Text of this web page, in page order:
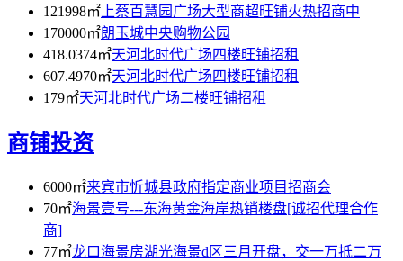
121998㎡ 上蔡百慧园广场大型商超旺铺火热招商中
170000㎡朗玉城中央购物公园
418.0374㎡天河北时代广场四楼旺铺招租
607.4970㎡天河北时代广场四楼旺铺招租
179㎡天河北时代广场二楼旺铺招租
商铺投资
6000㎡来宾市忻城县政府指定商业项目招商会
70㎡海景壹号---东海黄金海岸热销楼盘[诚招代理合作
商]
77㎡龙口海景房湖光海景d区三月开盘，交一万抵二万